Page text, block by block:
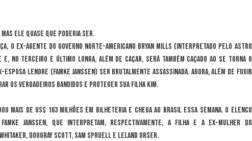
ele quase que poderia ser.
o ex-agente do governo norte-americano Bryan Mills (interpretado pelo astro
e, no terceiro e último longa, além de caçar, será também caçado ao se torna o
Lenore (Famke Janssen) ser brutalmente assassinada. Agora, além de fugir
os verdadeiros bandidos e proteger sua filha Kim.
mais de US$ 163 milhões em bilheteria e chega ao Brasil essa semana. O elenco
Janssen, que interpretam, respectivamente, a filha e a ex-mulher do
Dougray Scott, Sam Spruell e Leland Orser.